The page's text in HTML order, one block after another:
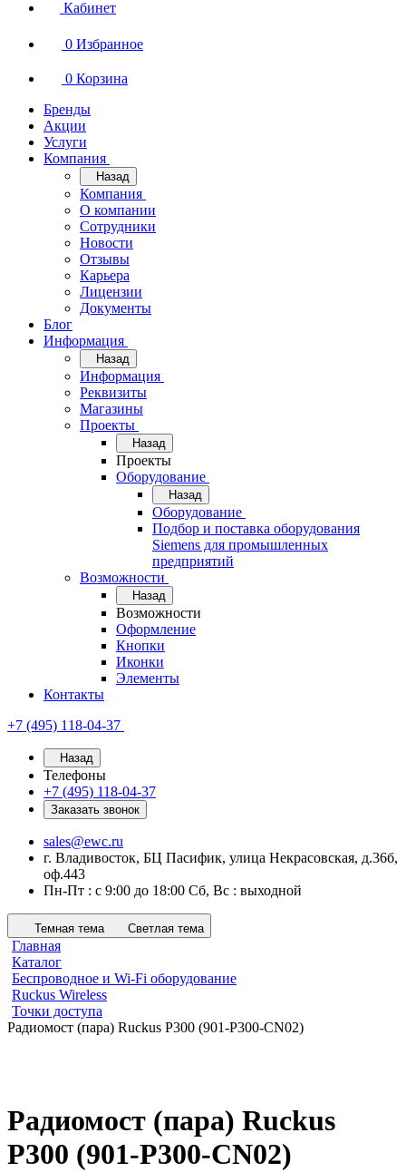
Кабинет
0 Избранное
0 Корзина
Бренды
Акции
Услуги
Компания
Назад
Компания
О компании
Сотрудники
Новости
Отзывы
Карьера
Лицензии
Документы
Блог
Информация
Назад
Информация
Реквизиты
Магазины
Проекты
Назад
Проекты
Оборудование
Назад
Оборудование
Подбор и поставка оборудования
Siemens для промышленных
предприятий
Возможности
Назад
Возможности
Оформление
Кнопки
Иконки
Элементы
Контакты
+7 (495) 118-04-37
Назад
Телефоны
+7 (495) 118-04-37
Заказать звонок
sales@ewc.ru
г. Владивосток, БЦ Пасифик, улица Некрасовская, д.36б,
оф.443
Пн-Пт : с 9:00 до 18:00 Сб, Вс : выходной
Темная тема Светлая тема
Главная
Каталог
Беспроводное и Wi-Fi оборудование
Ruckus Wireless
Точки доступа
Радиомост (пара) Ruckus P300 (901-P300-CN02)
Радиомост (пара) Ruckus
P300 (901-P300-CN02)